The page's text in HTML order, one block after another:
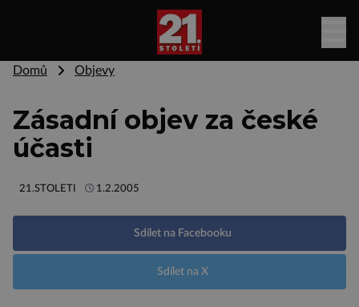
Domů Objevy
Zásadní objev za české
účasti
21.STOLETI 1.2.2005
Sdílet na Facebooku
Sdílet na X